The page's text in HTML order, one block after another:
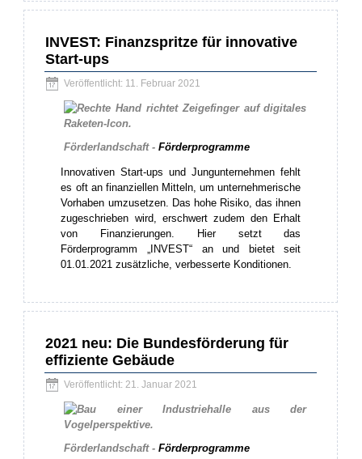
INVEST: Finanzspritze für innovative
Start-ups
Veröffentlicht: 11. Februar 2021
Förderlandschaft - Förderprogramme
Innovativen Start-ups und Jungunternehmen fehlt
es oft an finanziellen Mitteln, um unternehmerische
Vorhaben umzusetzen. Das hohe Risiko, das ihnen
zugeschrieben wird, erschwert zudem den Erhalt
von Finanzierungen. Hier setzt das
Förderprogramm „INVEST“ an und bietet seit
01.01.2021 zusätzliche, verbesserte Konditionen.
2021 neu: Die Bundesförderung für
effiziente Gebäude
Veröffentlicht: 21. Januar 2021
Förderlandschaft - Förderprogramme